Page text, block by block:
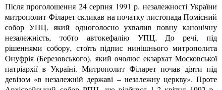
Після проголошення 24 серпня 1991 р. незалежності України
митрополит Філарет скликав на початку листопада Помісний
собор УПЦ, який одноголосно ухвалив повну канонічну
незалежність, тобто автокефалію УПЦ. До речі, під
рішеннями собору, стоїть підпис нинішнього митрополита
Онуфрія (Березовського), який очолює екзархат Московської
патріархії в Україні. Митрополит Філарет почав діяти під
девізом «в незалежній державі – незалежну церкву». Проте